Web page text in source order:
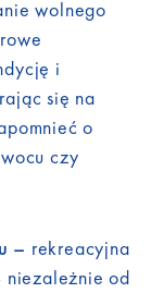
wolnego
i
się na
o
czy
– rekreacyjna
niezależnie od